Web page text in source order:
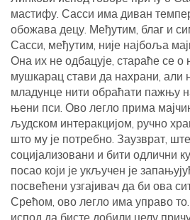
мастифу. Сасси има диван
обожава децу. Међутим, благ и
Сасси, међутим, није најбоља
Она их не одбацује, стараће се
мушкарац стави да нахрани, али
младунце нити обраћати пажњу
њени пси. Ово легло прима
људском интеракцијом, ручно
што му је потребно. Заузврат,
социјализовани и бити одлични
посао који је укључен је
посвећени узгајивач да би ова
Срећом, ово легло има управо
испод да бисте добили целу